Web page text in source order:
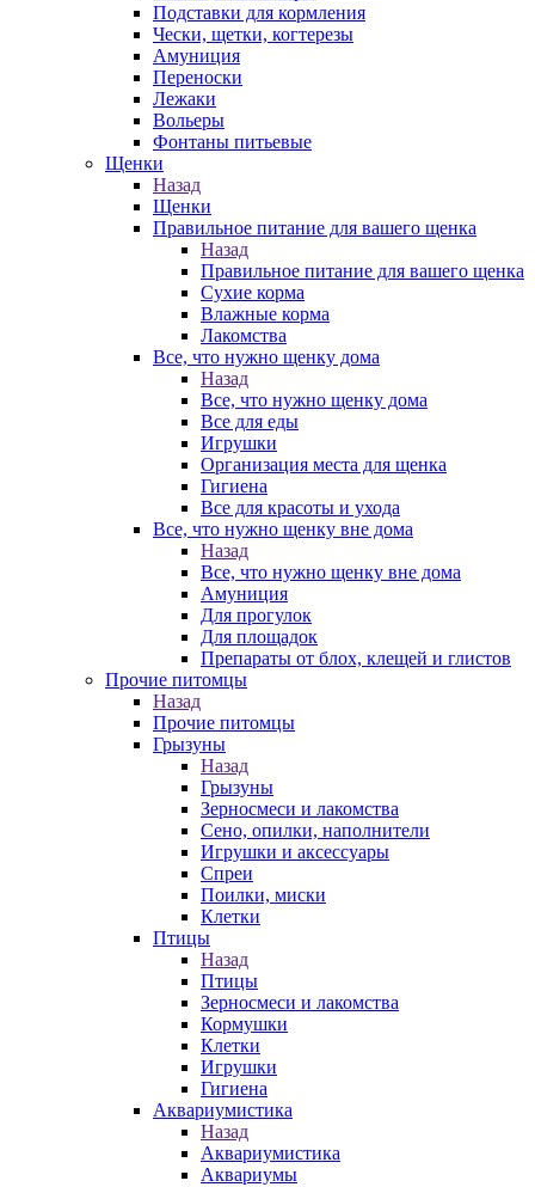
Подставки для кормления
Чески, щетки, когтерезы
Амуниция
Переноски
Лежаки
Вольеры
Фонтаны питьевые
Щенки
Назад
Щенки
Правильное питание для вашего щенка
Назад
Правильное питание для вашего щенка
Сухие корма
Влажные корма
Лакомства
Все, что нужно щенку дома
Назад
Все, что нужно щенку дома
Все для еды
Игрушки
Организация места для щенка
Гигиена
Все для красоты и ухода
Все, что нужно щенку вне дома
Назад
Все, что нужно щенку вне дома
Амуниция
Для прогулок
Для площадок
Препараты от блох, клещей и глистов
Прочие питомцы
Назад
Прочие питомцы
Грызуны
Назад
Грызуны
Зерносмеси и лакомства
Сено, опилки, наполнители
Игрушки и аксессуары
Спреи
Поилки, миски
Клетки
Птицы
Назад
Птицы
Зерносмеси и лакомства
Кормушки
Клетки
Игрушки
Гигиена
Аквариумистика
Назад
Аквариумистика
Аквариумы